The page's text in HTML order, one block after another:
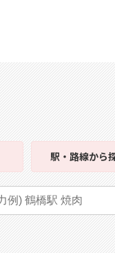
駅・路線から